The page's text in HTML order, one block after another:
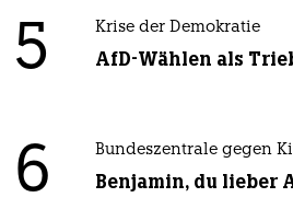
5 Krise der Demokratie
AfD-Wählen als
6 Bundeszentrale gegen
Benjamin, du lieber